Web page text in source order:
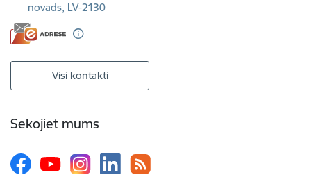
novads, LV-2130
Visi kontakti
Sekojiet mums